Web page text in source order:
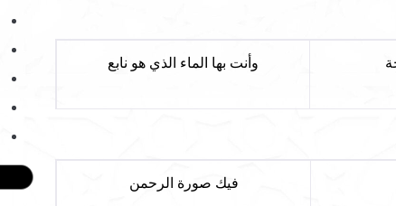
وأنت بها الماء الذي هو نابع
فيك صورة الرحمن